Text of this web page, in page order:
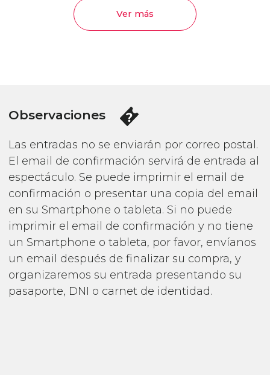
Ver más
Observaciones
Las entradas no se enviarán por correo postal.
El email de confirmación servirá de entrada al
espectáculo. Se puede imprimir el email de
confirmación o presentar una copia del email
en su Smartphone o tableta. Si no puede
imprimir el email de confirmación y no tiene
un Smartphone o tableta, por favor, envíanos
un email después de finalizar su compra, y
organizaremos su entrada presentando su
pasaporte, DNI o carnet de identidad.